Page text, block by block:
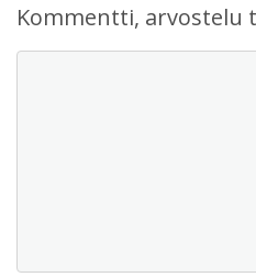
Kommentti, arvostelu